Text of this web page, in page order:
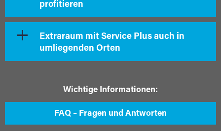
profitieren
Extraraum mit Service Plus auch in
umliegenden Orten
Wichtige Informationen:
FAQ – Fragen und Antworten